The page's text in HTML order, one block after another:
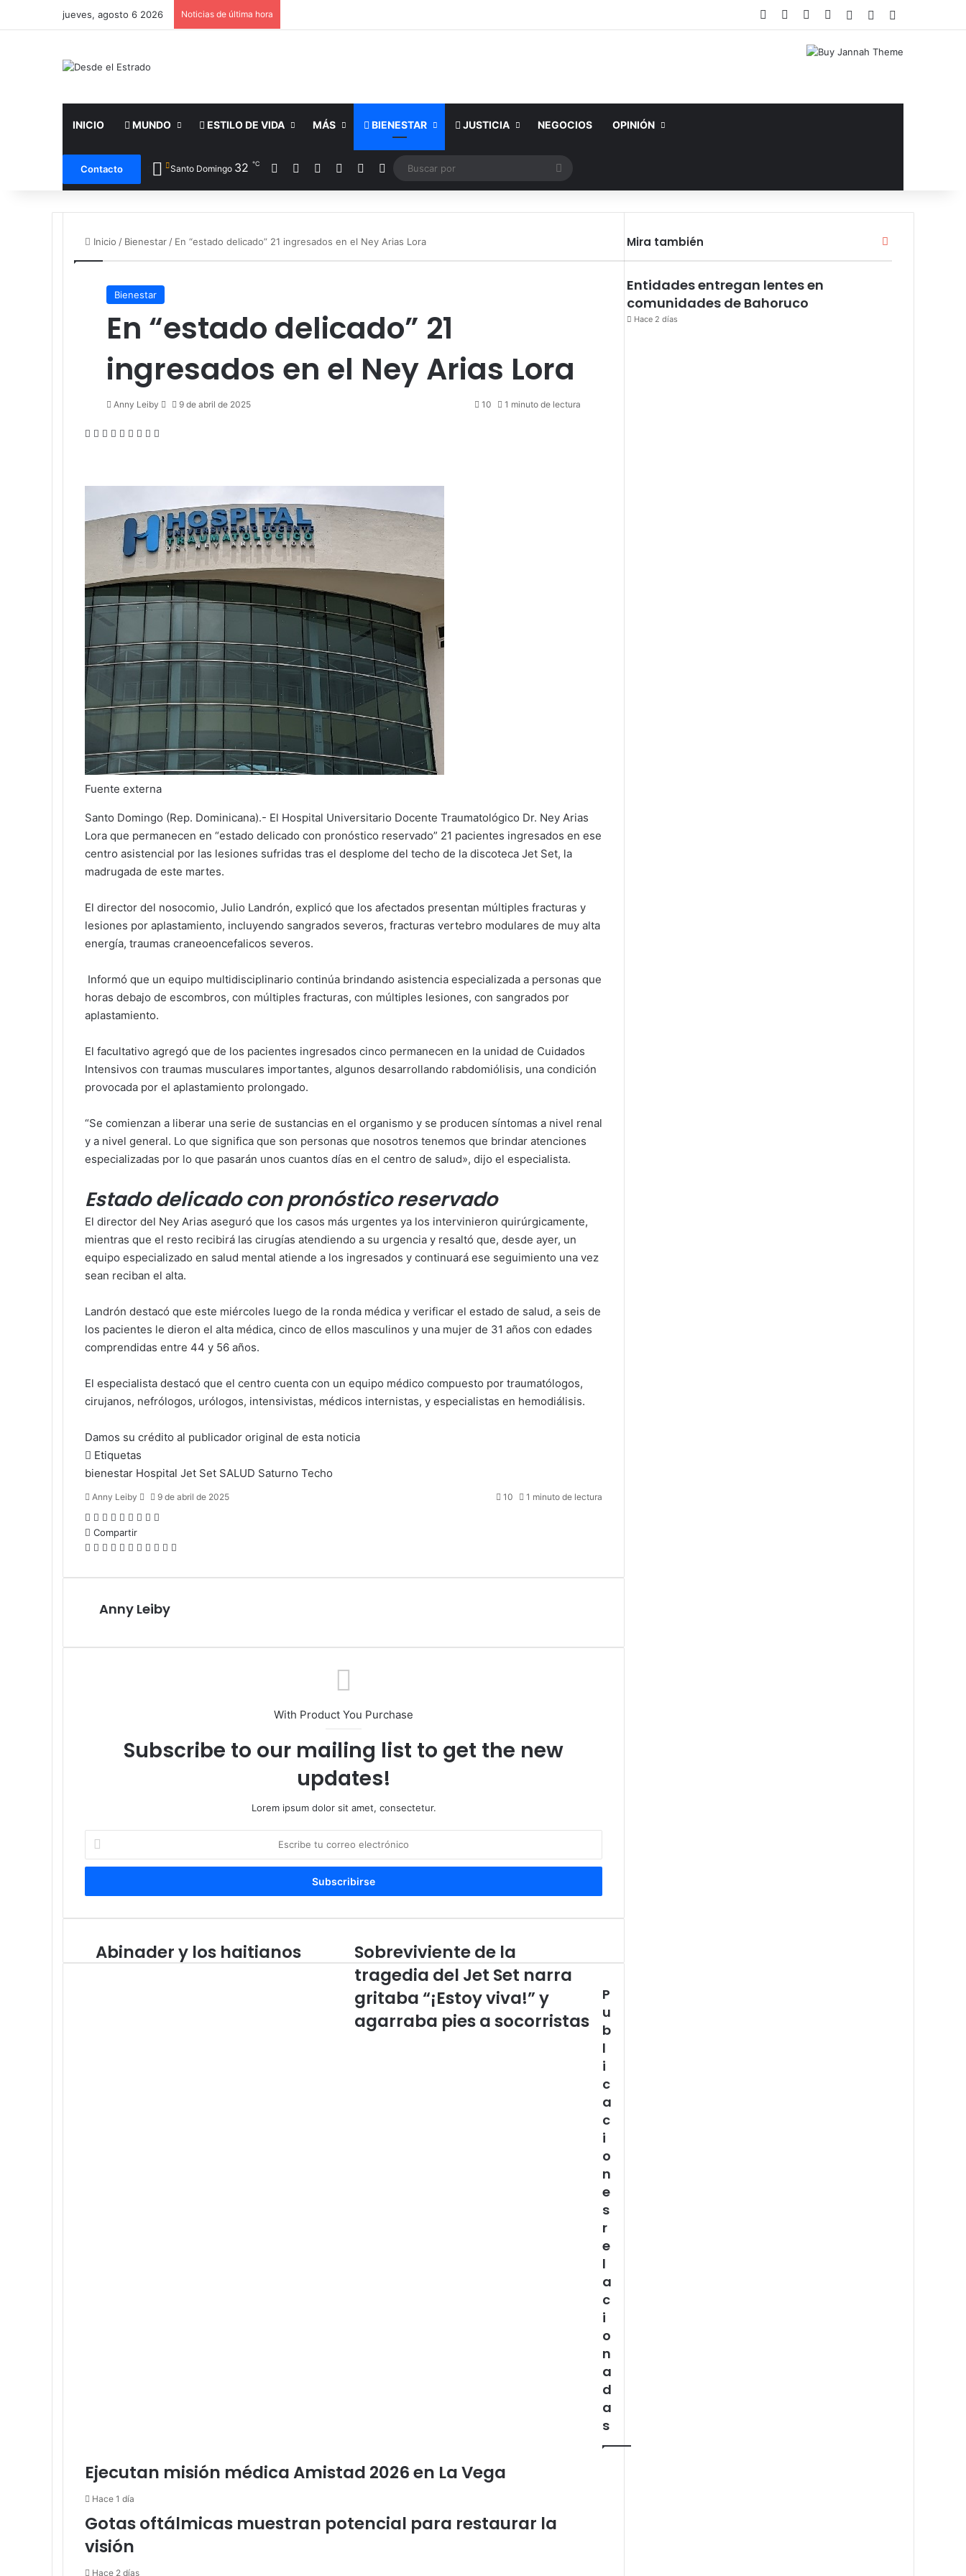
jueves, agosto 6 2026 Noticias de última hora Facebook YouTubeInstagramAccesoPublicación al
INICIO MUNDO ESTILO DE VIDA MÁS BIENESTAR JUSTICIA NEGOCIOS OPINIÓN
Contacto Santo Domingo 32 ℃ Facebook YouTubeInstagramPublicación al azar
Switch skin
Buscar
por
Inicio / Bienestar / En “estado delicado” 21 ingresados en el Ney Arias Lora
Bienestar
En “estado delicado” 21
ingresados en el Ney Arias Lora
Anny Leiby
Send9 de abril de 2025 10 1 minuto de lectura
Facebook
X LinkedIn
Tumblr
Pinterest
Reddit
VKontakte
Odnoklassniki
Fuente externa
Santo Domingo (Rep. Dominicana).- El Hospital Universitario Docente Traumatológico Dr. Ney Arias
Lora que permanecen en “estado delicado con pronóstico reservado” 21 pacientes ingresados en ese
centro asistencial por las lesiones sufridas tras el desplome del techo de la discoteca Jet Set, la
madrugada de este martes.
El director del nosocomio, Julio Landrón, explicó que los afectados presentan múltiples fracturas y
lesiones por aplastamiento, incluyendo sangrados severos, fracturas vertebro modulares de muy alta
energía, traumas craneoencefalicos severos.
Informó que un equipo multidisciplinario continúa brindando asistencia especializada a personas que
horas debajo de escombros, con múltiples fracturas, con múltiples lesiones, con sangrados por
aplastamiento.
El facultativo agregó que de los pacientes ingresados cinco permanecen en la unidad de Cuidados
Intensivos con traumas musculares importantes, algunos desarrollando rabdomiólisis, una condición
provocada por el aplastamiento prolongado.
“Se comienzan a liberar una serie de sustancias en el organismo y se producen síntomas a nivel renal
y a nivel general. Lo que significa que son personas que nosotros tenemos que brindar atenciones
especializadas por lo que pasarán unos cuantos días en el centro de salud», dijo el especialista.
Estado delicado con pronóstico reservado
El director del Ney Arias aseguró que los casos más urgentes ya los intervinieron quirúrgicamente,
mientras que el resto recibirá las cirugías atendiendo a su urgencia y resaltó que, desde ayer, un
equipo especializado en salud mental atiende a los ingresados y continuará ese seguimiento una vez
sean reciban el alta.
Landrón destacó que este miércoles luego de la ronda médica y verificar el estado de salud, a seis de
los pacientes le dieron el alta médica, cinco de ellos masculinos y una mujer de 31 años con edades
comprendidas entre 44 y 56 años.
El especialista destacó que el centro cuenta con un equipo médico compuesto por traumatólogos,
cirujanos, nefrólogos, urólogos, intensivistas, médicos internistas, y especialistas en hemodiálisis.
Damos su crédito al publicador original de esta noticia
Etiquetas
bienestar Hospital Jet Set SALUD Saturno Techo
Anny Leiby
Send9 de abril de 2025 10 1 minuto de lectura
Facebook
X LinkedIn
Tumblr
Pinterest
Reddit
VKontakte
Odnoklassniki
Compartir
Facebook
X LinkedIn
Tumblr
Pinterest
Reddit
VKontakte
Odnoklassniki
Pocket
Compartir
correo
Anny Leiby
With Product You Purchase
Subscribe to our mailing list to get the new
updates!
Lorem ipsum dolor sit amet, consectetur.
correo
Abinader
y
Abinader y los haitianos
Sobreviviente
de
la
tragedia
del
Jet
Sobreviviente de la
tragedia del Jet Set narra
gritaba “¡Estoy viva!” y
agarraba pies a socorristas
P
u
b
l
i
c
a
c
i
o
n
e
s
r
e
l
a
c
i
o
n
a
d
a
s
Ejecutan misión médica Amistad 2026 en La Vega
Hace 1 día
Gotas oftálmicas muestran potencial para restaurar la
visión
Hace 2 días
Mira también Cerrar
Entidades entregan lentes en
comunidades de Bahoruco
Hace 2 días